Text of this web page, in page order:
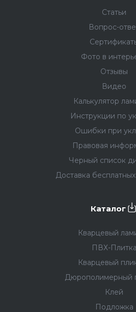
Статьи
Вопрос-
Фото в
Отзывы
Видео
Калькулятор
Инструкции по
Ошибки при
Правовая
Черный список
Доставка
Каталог
Кварцевый
ПВХ-Плитка
Кварцевый
Дюрополимерный
Клей
Подложка